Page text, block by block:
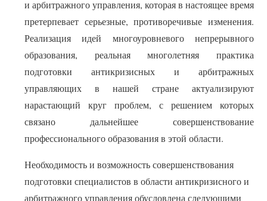
и арбитражного управления, которая в настоящее время
претерпевает серьезные, противоречивые изменения.
Реализация идей многоуровневого непрерывного
образования, реальная многолетняя практика
подготовки антикризисных и арбитражных
управляющих в нашей стране актуализируют
нарастающий круг проблем, с решением которых
связано дальнейшее совершенствование
профессионального образования в этой области.
Необходимость и возможность совершенствования
подготовки специалистов в области антикризисного и
арбитражного управления обусловлена следующими